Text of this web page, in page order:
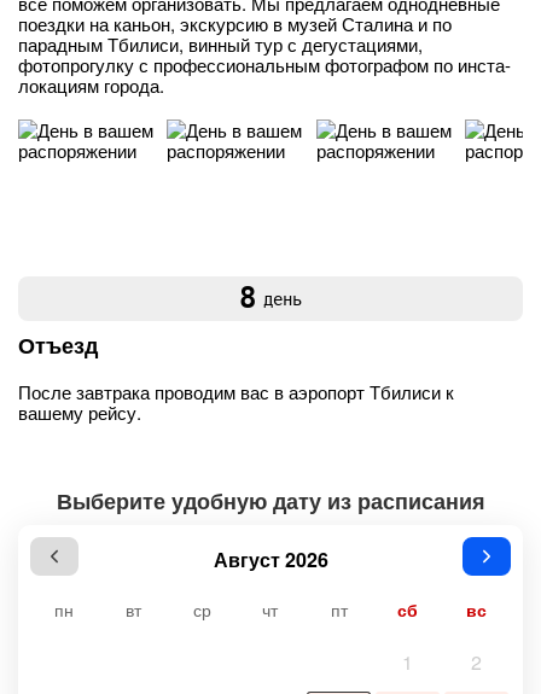
поездки на каньон, экскурсию в музей Сталина и по
парадным Тбилиси, винный тур с дегустациями,
фотопрогулку с профессиональным фотографом по инста-
локациям города.
8 день
Отъезд
После завтрака проводим вас в аэропорт Тбилиси к
вашему рейсу.
Выберите удобную дату из расписания
Август 2026
пн вт ср чт пт сб вс
1
2